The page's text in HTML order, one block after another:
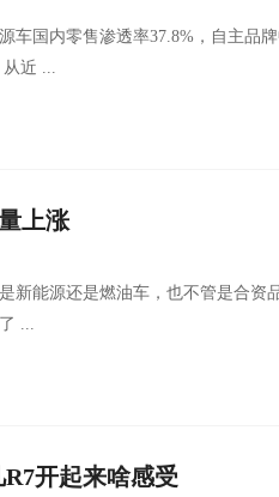
车国内零售渗透率37.8%，自主品
近 ...
上涨
新能源还是燃油车，也不管是合
...
开起来啥感受